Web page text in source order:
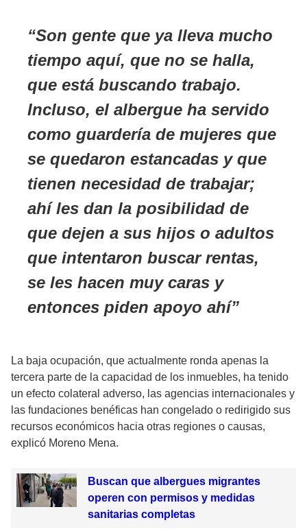
Son gente que ya lleva mucho
tiempo aquí, que no se halla,
que está buscando trabajo.
Incluso, el albergue ha servido
como guardería de mujeres que
se quedaron estancadas y que
tienen necesidad de trabajar;
ahí les dan la posibilidad de
que dejen a sus hijos o adultos
que intentaron buscar rentas,
se les hacen muy caras y
entonces piden apoyo ahí
La baja ocupación, que actualmente ronda apenas la
tercera parte de la capacidad de los inmuebles, ha tenido
un efecto colateral adverso, las agencias internacionales y
las fundaciones benéficas han congelado o redirigido sus
recursos económicos hacia otras regiones o causas,
explicó Moreno Mena.
Buscan que albergues migrantes
operen con permisos y medidas
sanitarias completas